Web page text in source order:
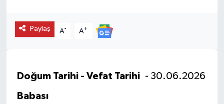
Paylaş A- A+
Doğum Tarihi - Vefat Tarihi - 30.06.2026
Babası